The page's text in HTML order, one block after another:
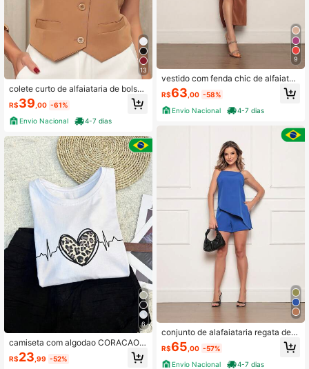
13
colete curto de alfaiataria de bolso f
also
R$39,00 -61%
Envio Nacional
4-7 dias
6
camiseta com algodao CORACAO
DE ONCA
R$23,99 -52%
9
vestido com fenda chic de alfaiatari
a de uma alca
R$63 ,00 -58%
Envio Nacional
4-7 dias
conjunto de alafaiataria regata de a
lca FINO com short
R$65 ,00 -57%
Envio Nacional
4-7 dias